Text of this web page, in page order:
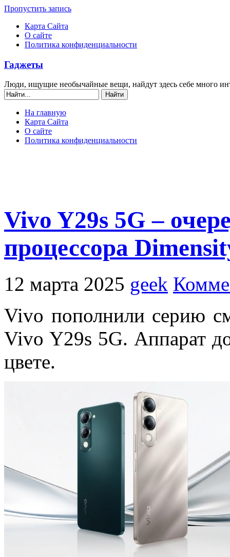
Пропустить запись
Карта Сайта
О сайте
Политика конфиденциальности
Гаджеты
Люди, ищущие необычайные вещи, найдут здесь себе много
На главную
Карта Сайта
О сайте
Политика конфиденциальности
Vivo Y29s 5G –
процессора
12 марта 2025 geek
Vivo пополнили серию
Vivo Y29s 5G. Аппарат
цвете.